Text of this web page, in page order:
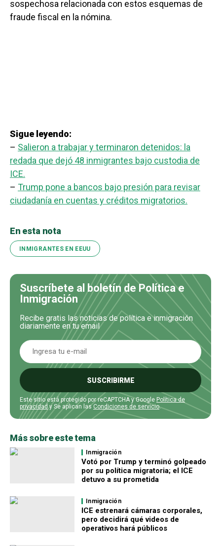
sospechosa relacionada con estos esquemas de
fraude fiscal en la nómina.
Sigue leyendo:
– Salieron a trabajar y terminaron detenidos: la
redada que dejó 48 inmigrantes bajo custodia de
ICE.
– Trump pone a bancos bajo presión para revisar
ciudadanía en cuentas y créditos migratorios.
En esta nota
INMIGRANTES EN EEUU
Suscríbete al boletín de Política e
Inmigración
Recibe gratis las noticias de política e inmigración
diariamente en tu email
SUSCRIBIRME
Este sitio está protegido por reCAPTCHA y Google Política de
privacidad y Se aplican lasCondiciones de servicio.
Más sobre este tema
Inmigración
Votó por Trump y terminó golpeado
por su política migratoria; el ICE
detuvo a su prometida
Inmigración
ICE estrenará cámaras corporales,
pero decidirá qué videos de
operativos hará públicos